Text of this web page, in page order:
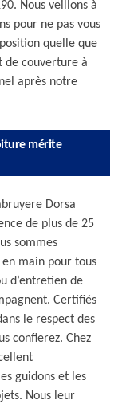
Nous veillons à
pour ne pas vous
quelle que
de couverture à
après notre
mérite
Dorsa
de plus de 25
sommes
main pour tous
d’entretien de
Certifiés
le respect des
confierez. Chez
guidons et les
Nous leur